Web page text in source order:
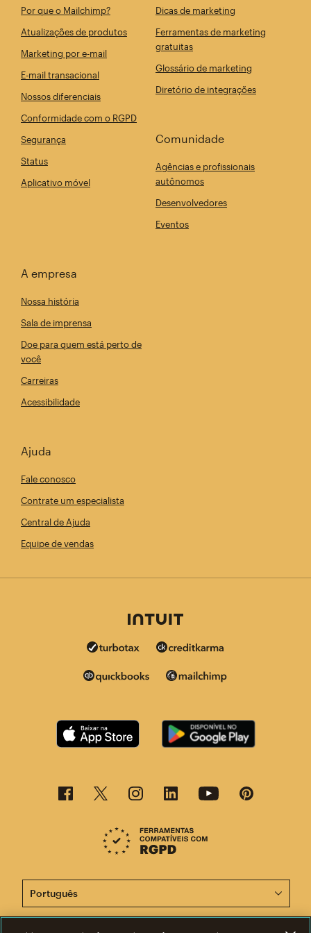
Por que o Mailchimp?
Atualizações de produtos
Marketing por e-mail
E-mail transacional
Nossos diferenciais
Conformidade com o RGPD
Segurança
Status
Aplicativo móvel
Dicas de marketing
Ferramentas de marketing
gratuitas
Glossário de marketing
Diretório de integrações
Comunidade
Agências e profissionais
autônomos
Desenvolvedores
Eventos
A empresa
Nossa história
Sala de imprensa
Doe para quem está perto de
você
Carreiras
Acessibilidade
Ajuda
Fale conosco
Contrate um especialista
Central de Ajuda
Equipe de vendas
Agora, esta página está disponível em outros idiomas.